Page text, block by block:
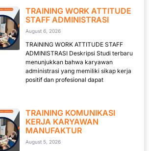
TRAINING WORK ATTITUDE
STAFF ADMINISTRASI
August 6, 2026
TRAINING WORK ATTITUDE STAFF
ADMINISTRASI Deskripsi Studi terbaru
menunjukkan bahwa karyawan
administrasi yang memiliki sikap kerja
positif dan profesional dapat
TRAINING KOMUNIKASI
KERJA KARYAWAN
MANUFAKTUR
August 5, 2026